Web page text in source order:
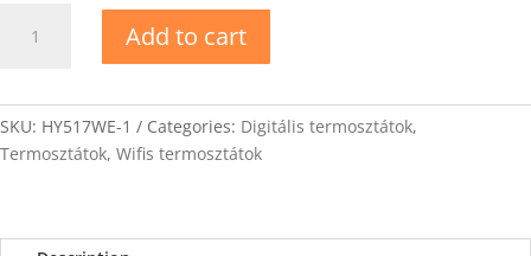
HY603WE
termosztát
quantity
Add to cart
SKU: HY517WE-1 Categories: Digitális termosztátok,
Termosztátok, Wifis termosztátok